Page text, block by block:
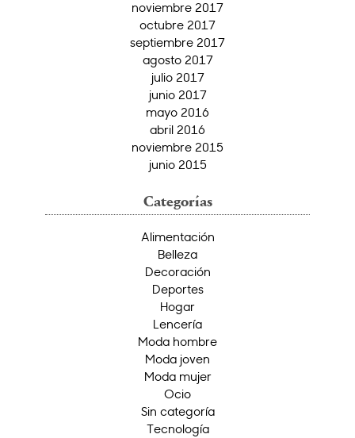
noviembre 2017
octubre 2017
septiembre 2017
agosto 2017
julio 2017
junio 2017
mayo 2016
abril 2016
noviembre 2015
junio 2015
Categorías
Alimentación
Belleza
Decoración
Deportes
Hogar
Lencería
Moda hombre
Moda joven
Moda mujer
Ocio
Sin categoría
Tecnología